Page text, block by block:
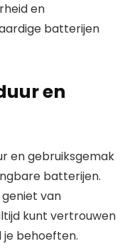
en
batterijen
en
en gebruiksgemak
batterijen.
van
kunt vertrouwen
je behoeften.